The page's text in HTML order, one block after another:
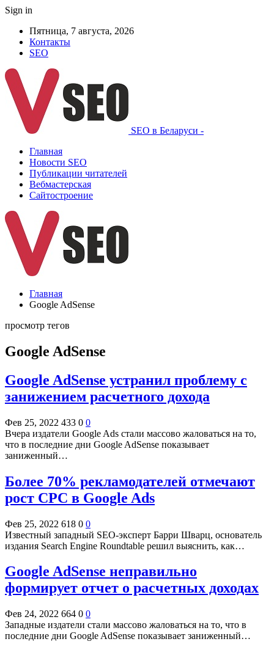
Sign in
Пятница, 7 августа, 2026
Контакты
SEO
SEO в Беларуси -
Главная
Новости SEO
Публикации читателей
Вебмастерская
Сайтостроение
Главная
Google AdSense
просмотр тегов
Google AdSense
Google AdSense устранил проблему с
занижением расчетного дохода
Фев 25, 2022 433 0 0
Вчера издатели Google Ads стали массово жаловаться на то,
что в последние дни Google AdSense показывает
заниженный…
Более 70% рекламодателей отмечают
рост CPC в Google Ads
Фев 25, 2022 618 0 0
Известный западный SEO-эксперт Барри Шварц, основатель
издания Search Engine Roundtable решил выяснить, как…
Google AdSense неправильно
формирует отчет о расчетных доходах
Фев 24, 2022 664 0 0
Западные издатели стали массово жаловаться на то, что в
последние дни Google AdSense показывает заниженный…